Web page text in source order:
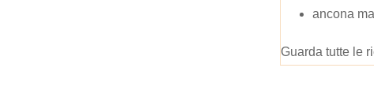
ancona
Guarda tutte le